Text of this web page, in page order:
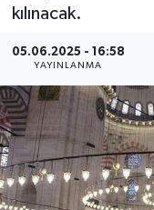
kılınacak.
05.06.2025 - 16:58
YAYINLANMA